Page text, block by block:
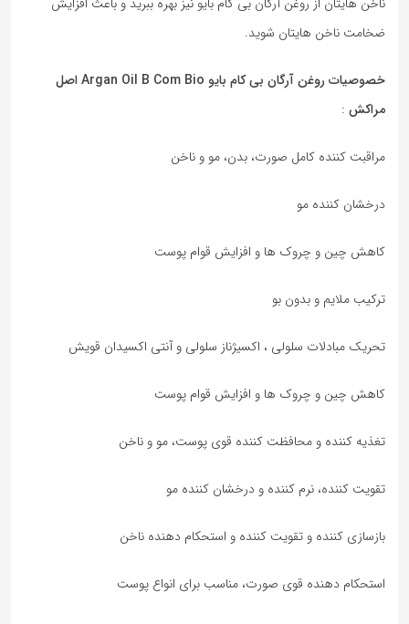
ضخامت ناخن هایتان شوید.
خصوصیات روغن آرگان بی کام بایو Argan Oil B Com Bio اصل
مراکش :
مراقبت کننده کامل صورت، بدن، مو و ناخن
درخشان کننده مو
کاهش چین و چروک ها و افزایش قوام پوست
ترکیب ملایم و بدون بو
تحریک مبادلات سلولی ، اکسیژناز سلولی و آنتی اکسیدان قویش
کاهش چین و چروک ها و افزایش قوام پوست
تغذیه کننده و محافظت کننده قوی پوست، مو و ناخن
تقویت کننده، نرم کننده و درخشان کننده مو
بازسازی کننده و تقویت کننده و استحکام دهنده ناخن
استحکام دهنده قوی صورت، مناسب برای انواع پوست